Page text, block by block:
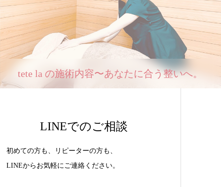
tete la の施術内容〜あなたに合う整いへ。
LINEでのご相談
初めての方も、リピーターの方も、
LINEからお気軽にご連絡ください。